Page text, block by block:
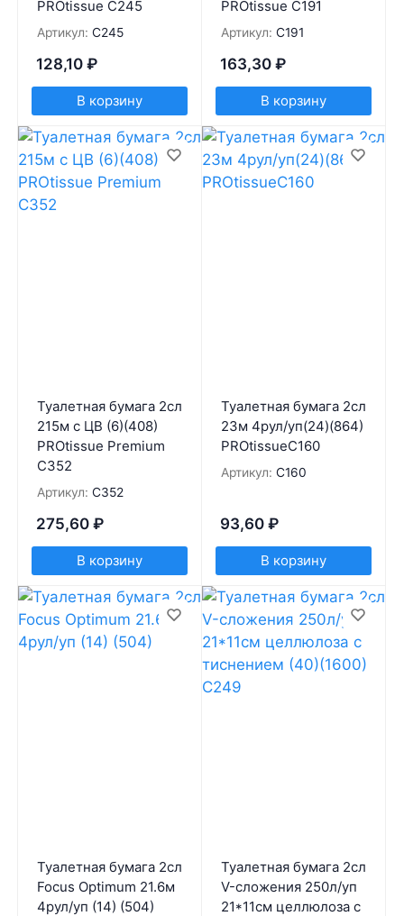
PROtissue С245
Артикул: С245
128,10 ₽
В корзину
PROtissue С191
Артикул: С191
163,30 ₽
В корзину
Туалетная бумага 2сл
215м с ЦВ (6)(408)
PROtissue Premium
С352
Артикул: C352
275,60 ₽
В корзину
Туалетная бумага 2сл
23м 4рул/уп(24)(864)
PROtissueС160
Артикул: C160
93,60 ₽
В корзину
Туалетная бумага 2сл
Focus Optimum 21.6м
4рул/уп (14) (504)
Туалетная бумага 2сл
V-сложения 250л/уп
21*11см целлюлоза с